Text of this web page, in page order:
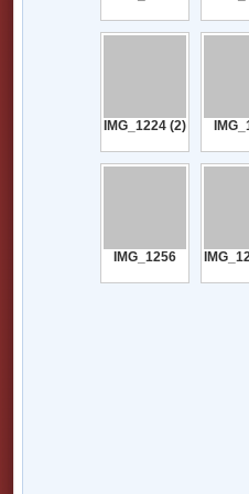
IMG_1224 (2)
IMG_1256